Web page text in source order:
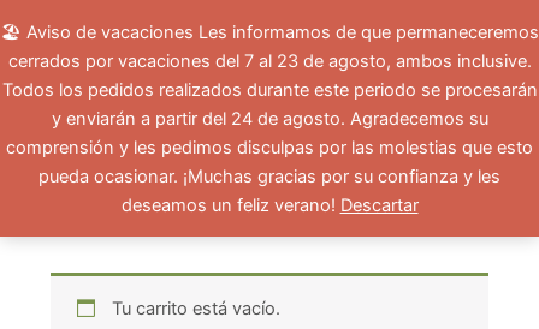
🏖️ Aviso de vacaciones Les informamos de que permaneceremos
cerrados por vacaciones del 7 al 23 de agosto, ambos inclusive.
Todos los pedidos realizados durante este periodo se procesarán
y enviarán a partir del 24 de agosto. Agradecemos su
comprensión y les pedimos disculpas por las molestias que esto
pueda ocasionar. ¡Muchas gracias por su confianza y les
deseamos un feliz verano! Descartar
al
contenido
Acceder Menu Productos
Cesta
Tu carrito está vacío.